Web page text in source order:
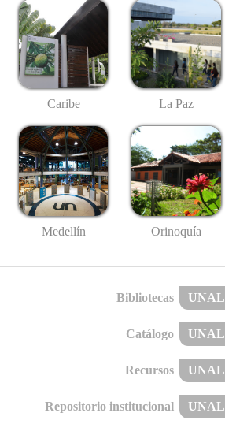
Caribe La Paz
Medellín Orinoquía
Bibliotecas UNAL
Catálogo UNAL
Recursos UNAL
Repositorio institucional UNAL